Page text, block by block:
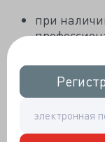
при
копии
программ
повышении